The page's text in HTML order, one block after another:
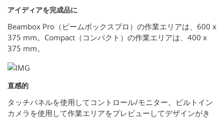
アイディアを完成品に
Beambox Pro（ビームボックスプロ）の作業エリアは、600 x
375 mm。Compact（コンパクト）の作業エリアは、400 x
375 mm。
直感的
タッチパネルを使用してコントロール/モニター。ビルトイン
カメラを使用して作業エリアをプレビューしてデザインがき